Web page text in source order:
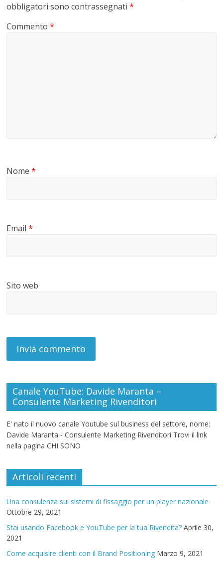
obbligatori sono contrassegnati*
Commento*
Nome*
Email*
Sito web
Canale YouTube: Davide Maranta –
Consulente Marketing Rivenditori
E' nato il nuovo canale Youtube sul business del settore, nome:
Davide Maranta - Consulente Marketing Rivenditori Trovi il link
nella pagina CHI SONO
Articoli recenti
Una consulenza sui sistemi di fissaggio per un player nazionale
Ottobre 29, 2021
Stai usando Facebook e YouTube per la tua Rivendita? Aprile 30,
2021
Come acquisire clienti con il Brand Positioning Marzo 9, 2021